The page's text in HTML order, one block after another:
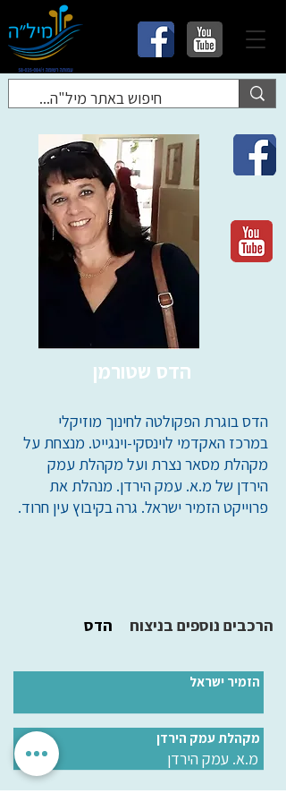
הדס שטורמן
הדס בוגרת ‎הפקולטה לחינוך מוזיקלי
במרכז האקדמי לוינסקי-וינגייט. ‎‎‎מנצחת על
מקהלת מסאר נצרת ועל מקהלת עמק
הירדן של מ.א. עמק הירדן. מנהלת את
פרוייקט הזמיר ישראל. ‎גרה בקיבוץ עין חרוד.
הדס הרכבים נוספים בניצוח
הזמיר ישראל
מקהלת עמק הירדן
מ.א. עמק הירדן